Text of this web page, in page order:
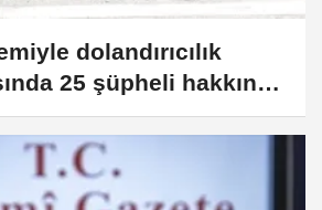
dolandırıcılık
25 şüpheli hakkında